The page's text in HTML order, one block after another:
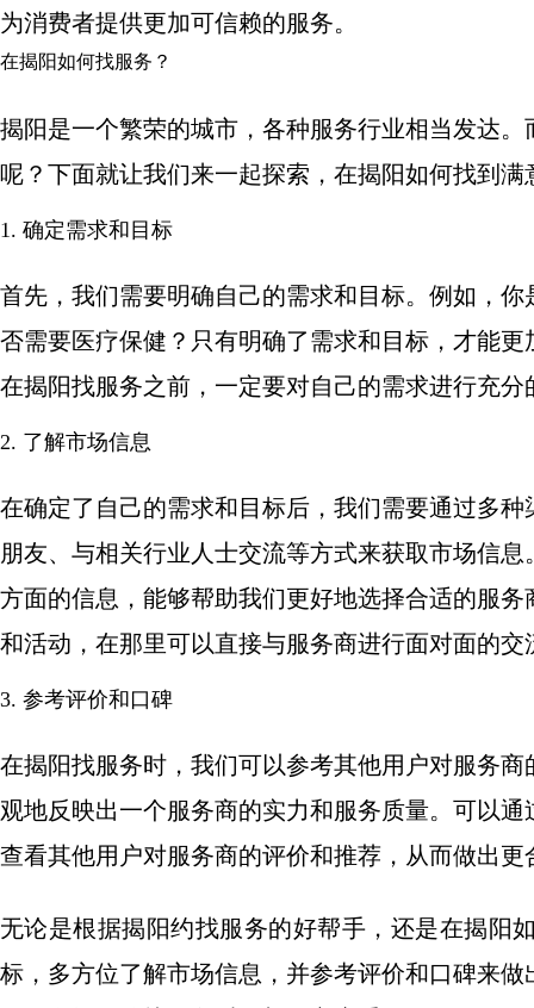
为消费者提供更加可信赖的服务。
在揭阳如何找服务？
揭阳是一个繁荣的城市，各种服务行业相当发达
呢？下面就让我们来一起探索，在揭阳如何找到满
1. 确定需求和目标
首先，我们需要明确自己的需求和目标。例如，
否需要医疗保健？只有明确了需求和目标，才能
在揭阳找服务之前，一定要对自己的需求进行充分
2. 了解市场信息
在确定了自己的需求和目标后，我们需要通过多
朋友、与相关行业人士交流等方式来获取市场信
方面的信息，能够帮助我们更好地选择合适的服
和活动，在那里可以直接与服务商进行面对面的
3. 参考评价和口碑
在揭阳找服务时，我们可以参考其他用户对服务
观地反映出一个服务商的实力和服务质量。可以
查看其他用户对服务商的评价和推荐，从而做出更
无论是根据揭阳约找服务的好帮手，还是在揭阳
标，多方位了解市场信息，并参考评价和口碑来